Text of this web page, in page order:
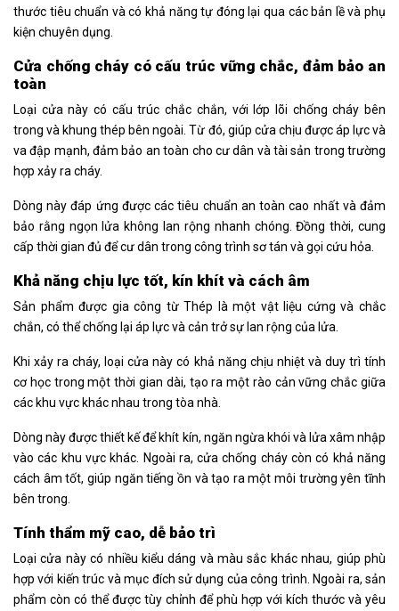
thước tiêu chuẩn và có khả năng tự đóng lại qua các bản lề và phụ
kiện chuyên dụng.
Cửa chống cháy có cấu trúc vững chắc, đảm bảo an
toàn
Loại cửa này có cấu trúc chắc chắn, với lớp lõi chống cháy bên
trong và khung thép bên ngoài. Từ đó, giúp cửa chịu được áp lực và
va đập mạnh, đảm bảo an toàn cho cư dân và tài sản trong trường
hợp xảy ra cháy.
Dòng này đáp ứng được các tiêu chuẩn an toàn cao nhất và đảm
bảo rằng ngọn lửa không lan rộng nhanh chóng. Đồng thời, cung
cấp thời gian đủ để cư dân trong công trình sơ tán và gọi cứu hỏa.
Khả năng chịu lực tốt, kín khít và cách âm
Sản phẩm được gia công từ Thép là một vật liệu cứng và chắc
chắn, có thể chống lại áp lực và cản trở sự lan rộng của lửa.
Khi xảy ra cháy, loại cửa này có khả năng chịu nhiệt và duy trì tính
cơ học trong một thời gian dài, tạo ra một rào cản vững chắc giữa
các khu vực khác nhau trong tòa nhà.
Dòng này được thiết kế để khít kín, ngăn ngừa khói và lửa xâm nhập
vào các khu vực khác. Ngoài ra, cửa chống cháy còn có khả năng
cách âm tốt, giúp ngăn tiếng ồn và tạo ra một môi trường yên tĩnh
bên trong.
Tính thẩm mỹ cao, dễ bảo trì
Loại cửa này có nhiều kiểu dáng và màu sắc khác nhau, giúp phù
hợp với kiến trúc và mục đích sử dụng của công trình. Ngoài ra, sản
phẩm còn có thể được tùy chỉnh để phù hợp với kích thước và yêu